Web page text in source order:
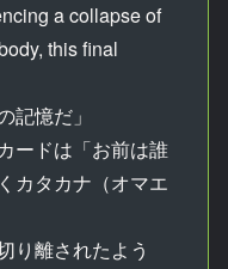
a collapse of
this final
記憶だ」
ードは「お前は誰
カタカナ（オマエ
り離されたよう